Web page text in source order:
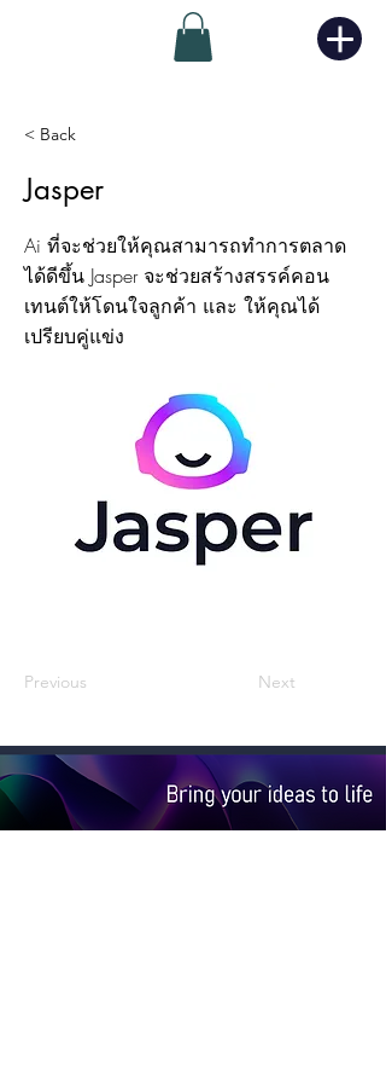
< Back
Jasper
Ai ที่จะช่วยให้คุณสามารถทำการตลาด
ได้ดีขึ้น Jasper จะช่วยสร้างสรรค์คอน
เทนต์ให้โดนใจลูกค้า และ ให้คุณได้
เปรียบคู่แข่ง
Previous Next